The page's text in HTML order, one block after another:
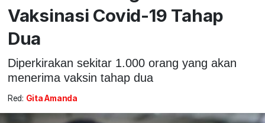
Vaksinasi Covid-19 Tahap
Dua
Diperkirakan sekitar 1.000 orang yang akan
menerima vaksin tahap dua
Red: Gita Amanda